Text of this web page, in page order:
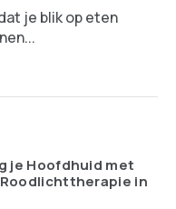
je blik op eten
je Hoofdhuid met
in